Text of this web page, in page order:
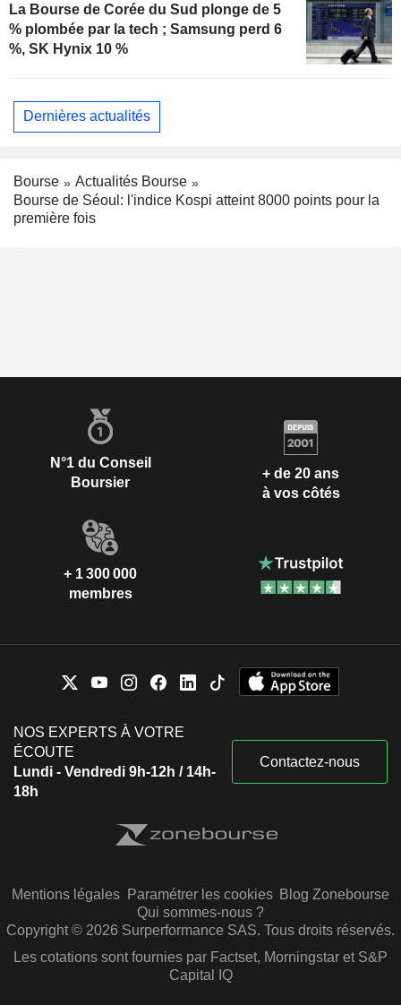
La Bourse de Corée du Sud plonge de 5
% plombée par la tech ; Samsung perd 6
%, SK Hynix 10 %
Dernières actualités
Bourse
Actualités Bourse
Bourse de Séoul: l'indice Kospi atteint 8000 points pour la
première fois
N°1 du Conseil
Boursier
+ de 20 ans
à vos côtés
+ 1 300 000
membres
NOS EXPERTS À VOTRE
ÉCOUTE
Lundi - Vendredi 9h-12h / 14h-
18h
Contactez-nous
Mentions légales Paramétrer les cookies Blog Zonebourse
Qui sommes-nous ?
Copyright © 2026 Surperformance SAS. Tous droits réservés.
Les cotations sont fournies par Factset, Morningstar et S&P
Capital IQ